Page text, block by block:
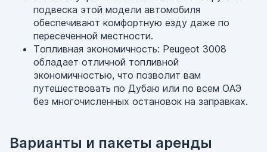
подвеска этой модели автомобиля
обеспечивают комфортную езду даже по
пересеченной местности.
Топливная экономичность: Peugeot 3008
обладает отличной топливной
экономичностью, что позволит вам
путешествовать по Дубаю или по всем ОАЭ
без многочисленных остановок на заправках.
Варианты и пакеты аренды